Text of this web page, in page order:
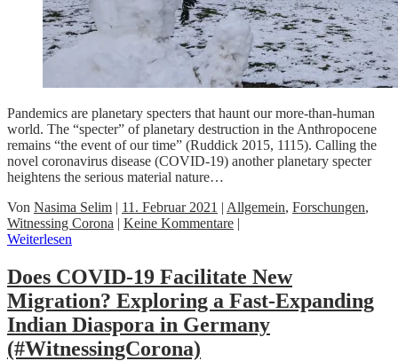
Pandemics are planetary specters that haunt our more-than-human
world. The “specter” of planetary destruction in the Anthropocene
remains “the event of our time” (Ruddick 2015, 1115). Calling the
novel coronavirus disease (COVID-19) another planetary specter
heightens the serious material nature…
Von Nasima Selim | 11. Februar 2021 | Allgemein, Forschungen,
Witnessing Corona | Keine Kommentare |
Weiterlesen
Does COVID-19 Facilitate New
Migration? Exploring a Fast-Expanding
Indian Diaspora in Germany
(#WitnessingCorona)